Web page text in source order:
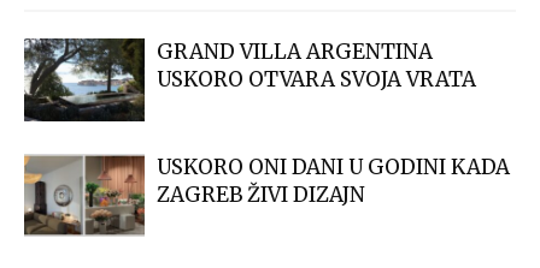
GRAND VILLA ARGENTINA
USKORO OTVARA SVOJA VRATA
USKORO ONI DANI U GODINI KADA
ZAGREB ŽIVI DIZAJN